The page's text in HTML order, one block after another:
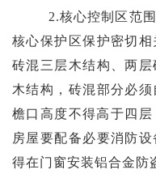
2.核心控制 区范
核心保护区保护密切相
砖混三层木结构
、两层
木结构 ，砖混部分必
檐口高度不得高于四
房屋要配备必要消防
得在门窗安装铝合金防